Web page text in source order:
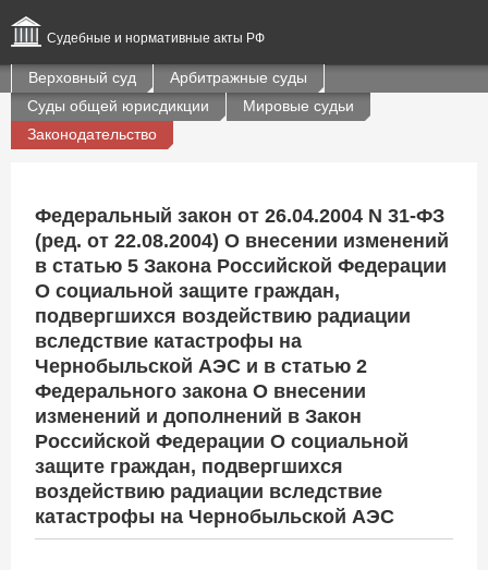
Судебные и нормативные акты РФ
Верховный суд
Арбитражные суды
Суды общей юрисдикции
Мировые судьи
Законодательство
Федеральный закон от 26.04.2004 N 31-ФЗ
(ред. от 22.08.2004) О внесении изменений
в статью 5 Закона Российской Федерации
О социальной защите граждан,
подвергшихся воздействию радиации
вследствие катастрофы на
Чернобыльской АЭС и в статью 2
Федерального закона О внесении
изменений и дополнений в Закон
Российской Федерации О социальной
защите граждан, подвергшихся
воздействию радиации вследствие
катастрофы на Чернобыльской АЭС